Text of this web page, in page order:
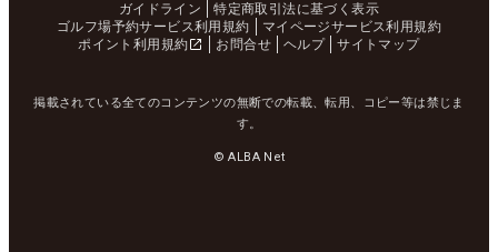
ガイドライン
特定商取引法に基づく表示
ゴルフ場予約サービス利用規約
マイページサービス利用規約
ポイント利用規約
お問合せ ヘルプ サイトマップ
掲載されている全てのコンテンツの無断での転載、転用、コピー等は禁じま
す。
© ALBA Net